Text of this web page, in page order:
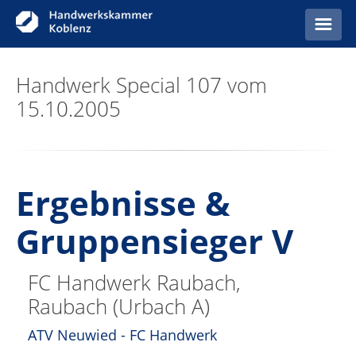
Handwerk Special 107 vom
15.10.2005
Ergebnisse &
Gruppensieger V
FC Handwerk Raubach,
Raubach (Urbach A)
ATV Neuwied - FC Handwerk